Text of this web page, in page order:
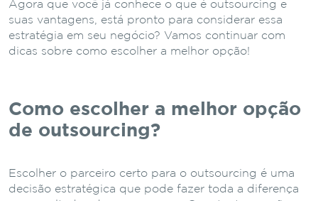
Agora que você já conhece o que é outsourcing e
suas vantagens, está pronto para considerar essa
estratégia em seu negócio? Vamos continuar com
dicas sobre como escolher a melhor opção!
Como escolher a melhor opção
de outsourcing?
Escolher o parceiro certo para o outsourcing é uma
decisão estratégica que pode fazer toda a diferença